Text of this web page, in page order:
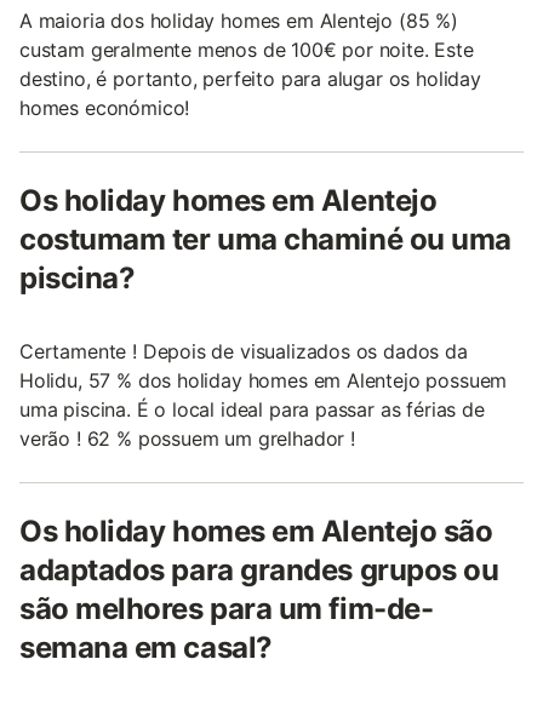
A maioria dos holiday homes em Alentejo (85 %)
custam geralmente menos de 100€ por noite. Este
destino, é portanto, perfeito para alugar os holiday
homes económico!
Os holiday homes em Alentejo
costumam ter uma chaminé ou uma
piscina?
Certamente ! Depois de visualizados os dados da
Holidu, 57 % dos holiday homes em Alentejo possuem
uma piscina. É o local ideal para passar as férias de
verão ! 62 % possuem um grelhador !
Os holiday homes em Alentejo são
adaptados para grandes grupos ou
são melhores para um fim-de-
semana em casal?